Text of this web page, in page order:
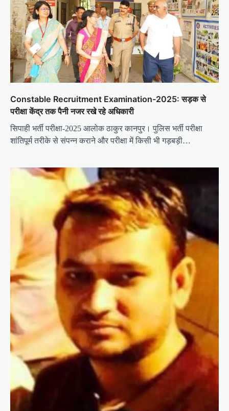
t
i
o
n
Constable Recruitment Examination-2025: सड़क से
परीक्षा केंद्र तक पैनी नजर रखे रहे अधिकारी
सिपाही भर्ती परीक्षा-2025 आलोक ठाकुर कानपुर। पुलिस भर्ती परीक्षा
शांतिपूर्म तरीके से संपन्न कराने और परीक्षा में किसी भी गड़बड़ी…